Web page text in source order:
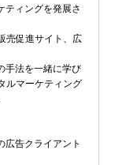
ティングを発展さ
売促進サイト、広
手法を一緒に学び
ルマーケティング
広告クライアント